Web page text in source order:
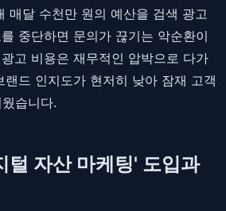
매달 수천만 원의 예산을 검색 광고
중단하면 문의가 끊기는 악순환이
고 비용은 재무적인 압박으로 다가
랜드 인지도가 현저히 낮아 잠재 고객
습니다.
털 자산 마케팅' 도입과